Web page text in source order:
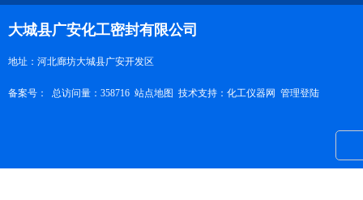
大城县广安化工密封有限公司
地址：河北廊坊大城县广安开发区
备案号： 总访问量：358716 站点地图 技术支持： 化工仪器网 管理登陆